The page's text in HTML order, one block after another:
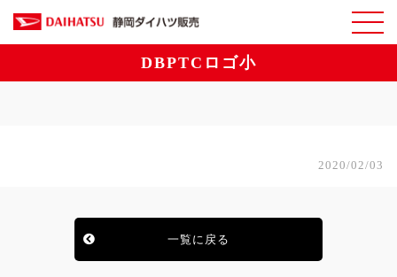
DBPTCロゴ小
2020/02/03
一覧に戻る